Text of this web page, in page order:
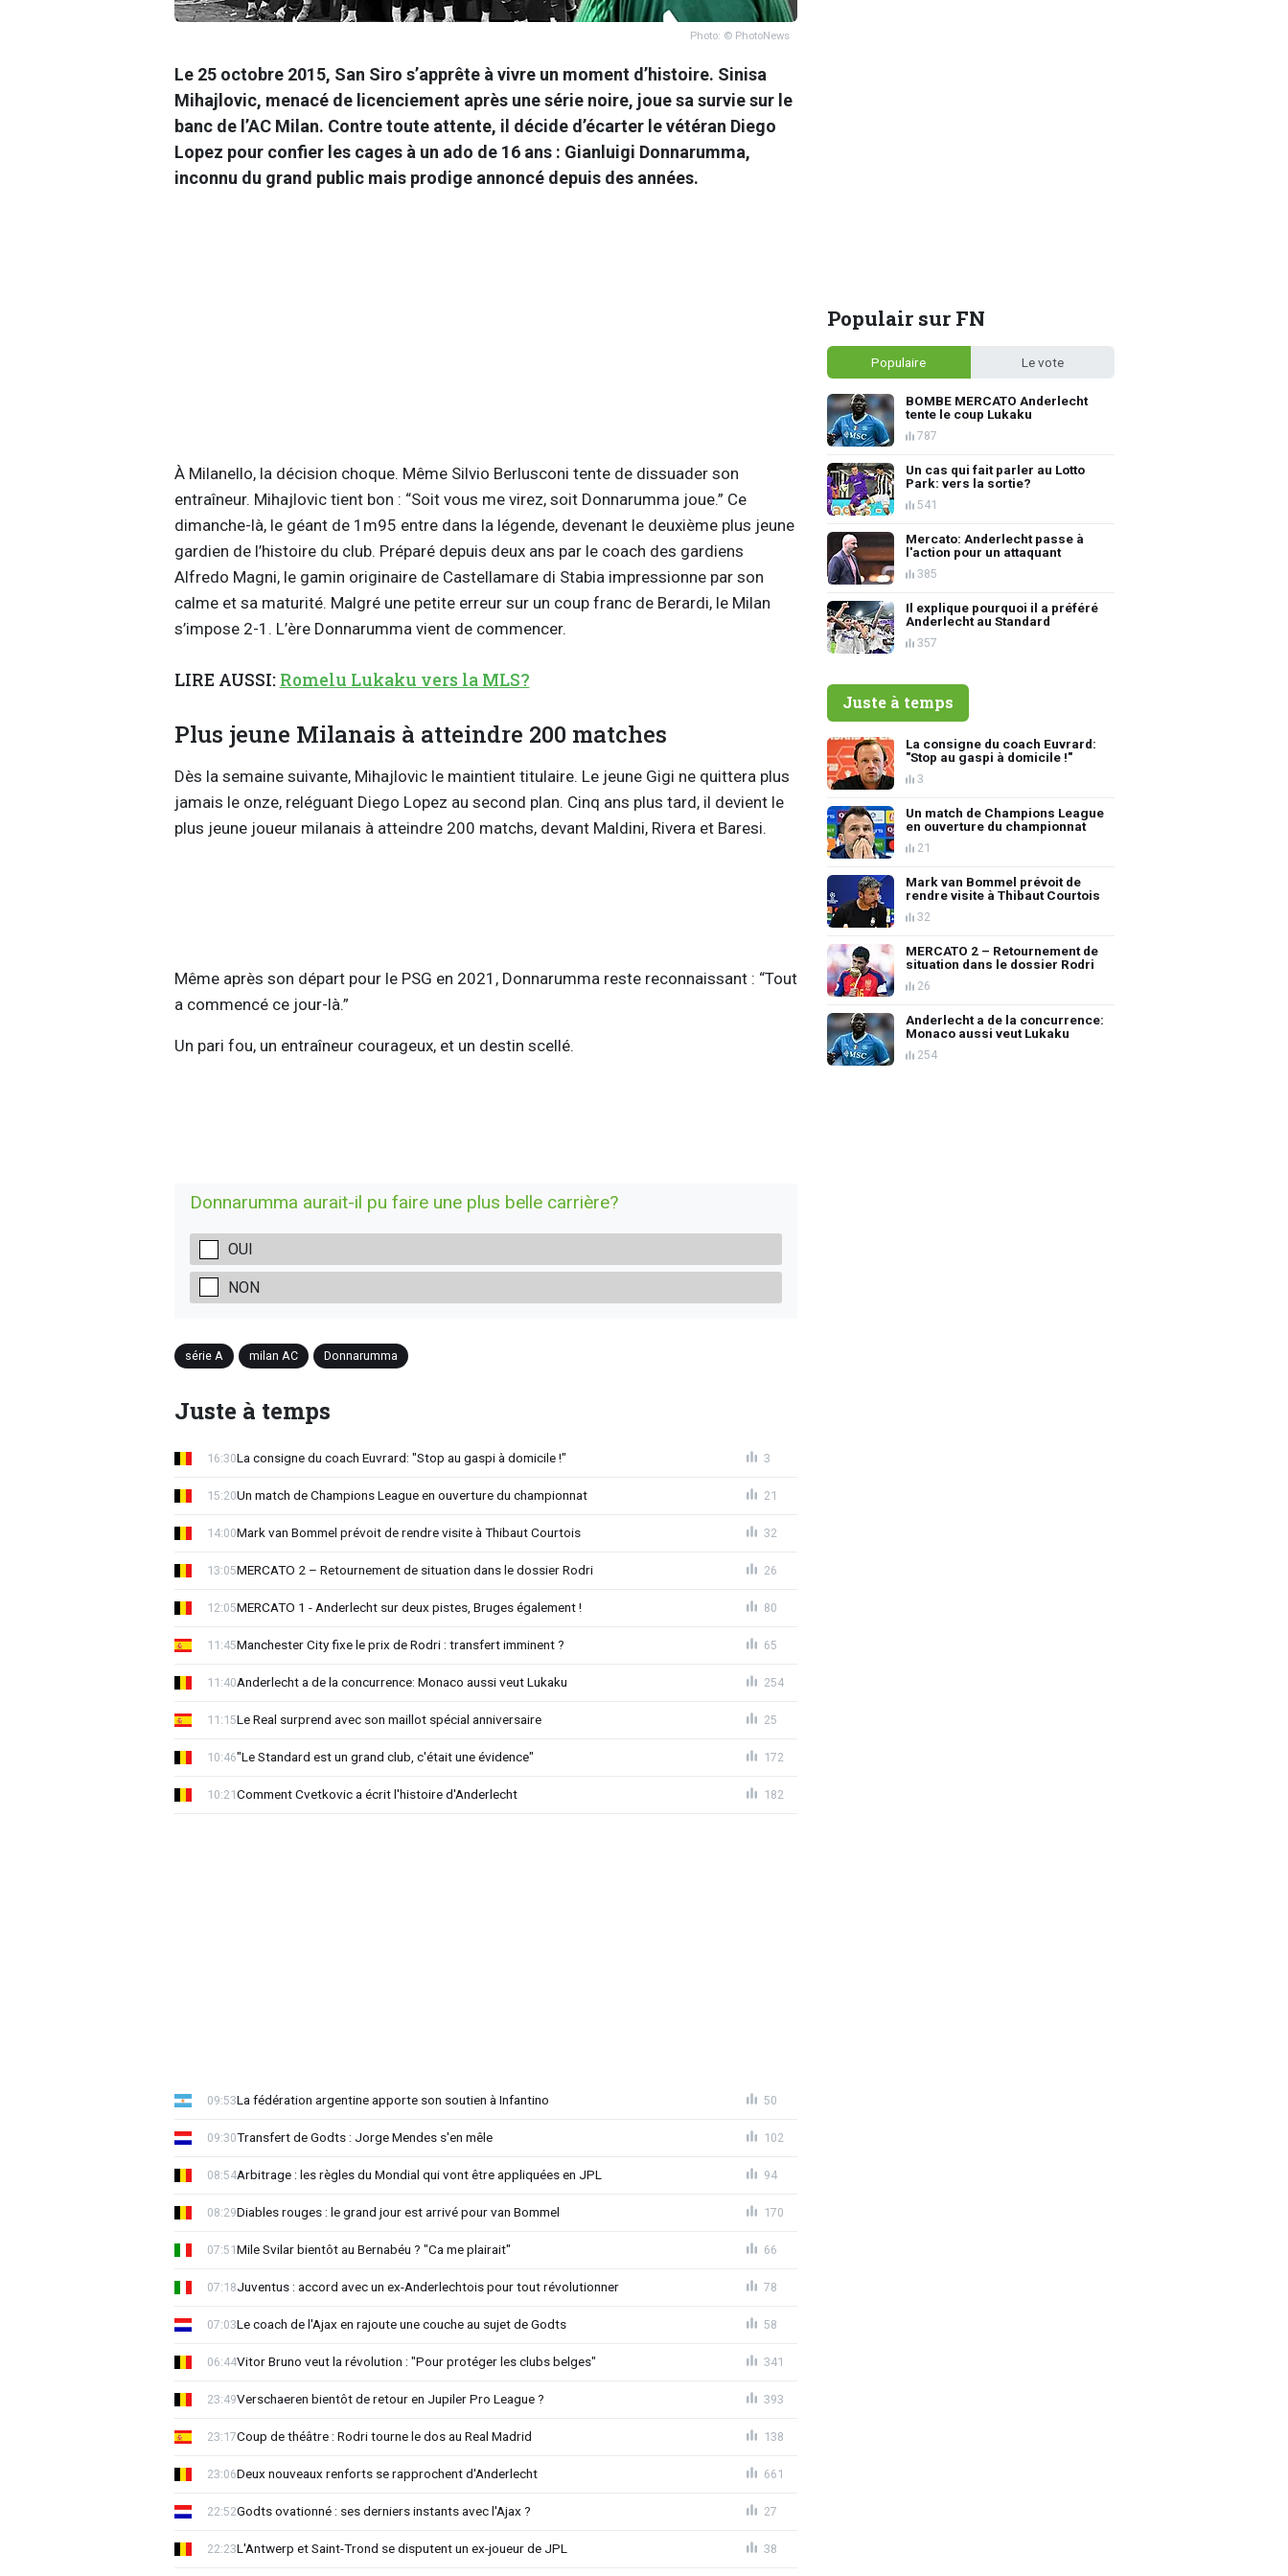
Photo: © PhotoNews
Le 25 octobre 2015, San Siro s’apprête à vivre un moment d’histoire. Sinisa
Mihajlovic, menacé de licenciement après une série noire, joue sa survie sur le
banc de l’AC Milan. Contre toute attente, il décide d’écarter le vétéran Diego
Lopez pour confier les cages à un ado de 16 ans : Gianluigi Donnarumma,
inconnu du grand public mais prodige annoncé depuis des années.
À Milanello, la décision choque. Même Silvio Berlusconi tente de dissuader son
entraîneur. Mihajlovictient bon : “Soit vous me virez, soit Donnarumma joue.” Ce
dimanche-là, le géant de 1m95 entre dans la légende, devenant le deuxième plus jeune
gardien de l’histoire du club. Préparé depuis deux ans par le coach des gardiens
Alfredo Magni, le gamin originaire de Castellamaredi Stabia impressionne par son
calme et sa maturité. Malgré une petite erreur sur un coup franc de Berardi, le Milan
s’impose 2-1. L’ère Donnarumma vient de commencer.
LIRE AUSSI: Romelu Lukaku vers la MLS?
Plus jeune Milanais à atteindre 200 matches
Dès la semaine suivante, Mihajlovicle maintient titulaire. Le jeune Gigi ne quittera plus
jamais le onze, reléguant Diego Lopez au second plan. Cinq ans plus tard, il devient le
plus jeune joueur milanais à atteindre 200 matchs, devant Maldini, Rivera et Baresi.
Même après son départ pour le PSG en 2021, Donnarumma reste reconnaissant : “Tout
a commencé ce jour-là.”
Un pari fou, un entraîneur courageux, et un destin scellé.
Donnarumma aurait-il pu faire une plus belle carrière?
OUI
NON
série A milan AC Donnarumma
Juste à temps
La consigne du coach Euvrard: "Stop au gaspi à domicile !"
16:30 3
Un match de Champions League en ouverture du championnat
15:20 21
Mark van Bommel prévoit de rendre visite à Thibaut Courtois
14:00 32
MERCATO 2 – Retournement de situation dans le dossier Rodri
13:05 26
MERCATO 1 - Anderlecht sur deux pistes, Bruges également !
12:05 80
Manchester City fixe le prix de Rodri : transfert imminent ?
11:45 65
Anderlecht a de la concurrence: Monaco aussi veut Lukaku
11:40 254
Le Real surprend avec son maillot spécial anniversaire
11:15 25
"Le Standard est un grand club, c'était une évidence"
10:46 172
Comment Cvetkovic a écrit l'histoire d'Anderlecht
10:21 182
La fédération argentine apporte son soutien à Infantino
09:53 50
Transfert de Godts : Jorge Mendes s'en mêle
09:30 102
Arbitrage : les règles du Mondial qui vont être appliquées en JPL
08:54 94
Diables rouges : le grand jour est arrivé pour van Bommel
08:29 170
Mile Svilar bientôt au Bernabéu ? "Ca me plairait"
07:51 66
Juventus : accord avec un ex-Anderlechtois pour tout révolutionner
07:18 78
Le coach de l'Ajax en rajoute une couche au sujet de Godts
07:03 58
Vitor Bruno veut la révolution : "Pour protéger les clubs belges"
06:44 341
Verschaeren bientôt de retour en Jupiler Pro League ?
23:49 393
Coup de théâtre : Rodri tourne le dos au Real Madrid
23:17 138
Deux nouveaux renforts se rapprochent d'Anderlecht
23:06 661
Godts ovationné : ses derniers instants avec l'Ajax ?
22:52 27
L'Antwerp et Saint-Trond se disputent un ex-joueur de JPL
22:23 38
Populair sur FN
Populaire Le vote
BOMBE MERCATO Anderlecht
tente le coup Lukaku
787
Un cas qui fait parler au Lotto
Park: vers la sortie?
541
Mercato: Anderlecht passe à
l'action pour un attaquant
385
Il explique pourquoi il a préféré
Anderlecht au Standard
357
Juste à temps
La consigne du coach Euvrard:
"Stop au gaspi à domicile !"
3
Un match de Champions League
en ouverture du championnat
21
Mark van Bommel prévoit de
rendre visite à Thibaut Courtois
32
MERCATO 2 – Retournement de
situation dans le dossier Rodri
26
Anderlecht a de la concurrence:
Monaco aussi veut Lukaku
254